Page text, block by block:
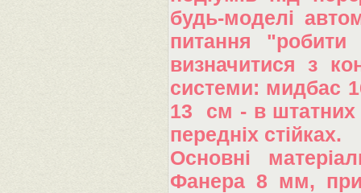
будь-моделі
питання
визначитися з
системи: мидбас
13 см - в штатних
передніх стійках.
Основні
Фанера 8 мм,